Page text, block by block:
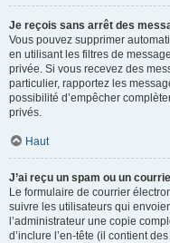
Je reçois sans arrêt des
Vous pouvez supprimer
en utilisant les filtres de
privée. Si vous recevez des
particulier, rapportez les
possibilité d’empêcher
privés.
Haut
J’ai reçu un spam ou un
Le formulaire de courrier
suivre les utilisateurs qui
l’administrateur une copie
d’inclure l’en-tête (il contient